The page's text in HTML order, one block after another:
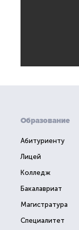
Образование
Абитуриенту
Лицей
Колледж
Бакалавриат
Магистратура
Специалитет